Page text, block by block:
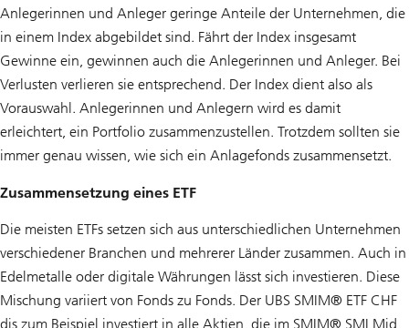
Anlegerinnen und Anleger geringe Anteile der Unternehmen, die
in einem Index abgebildet sind. Fährt der Index insgesamt
Gewinne ein, gewinnen auch die Anlegerinnen und Anleger. Bei
Verlusten verlieren sie entsprechend. Der Index dient also als
Vorauswahl. Anlegerinnen und Anlegern wird es damit
erleichtert, ein Portfolio zusammenzustellen. Trotzdem sollten sie
immer genau wissen, wie sich ein Anlagefonds zusammensetzt.
Zusammensetzung eines ETF
Die meisten ETFs setzen sich aus unterschiedlichen Unternehmen
verschiedener Branchen und mehrerer Länder zusammen. Auch in
Edelmetalle oder digitale Währungen lässt sich investieren. Diese
Mischung variiert von Fonds zu Fonds. Der UBS SMIM® ETF CHF
dis zum Beispiel investiert in alle Aktien, die im SMIM® SMI Mid